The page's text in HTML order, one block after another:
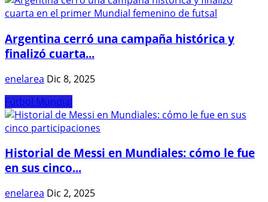
Argentina cerró una campaña histórica y
finalizó cuarta...
enelarea Dic 8, 2025
Fútbol Mundial
Historial de Messi en Mundiales: cómo le fue
en sus cinco...
enelarea Dic 2, 2025